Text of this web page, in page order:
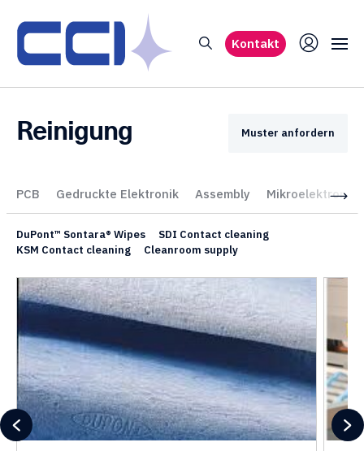
Kontakt
Reinigung Muster anfordern
PCB Gedruckte Elektronik Assembly Mikroelektronik
DuPont™ Sontara® Wipes
SDI Contact cleaning
KSM Contact cleaning
Cleanroom supply